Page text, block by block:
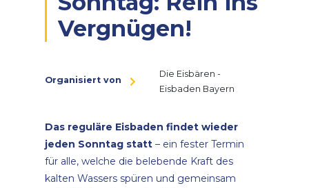
Vergnügen!
Organisiert von
Die Eisbären -
Eisbaden Bayern
Das reguläre Eisbaden findet wieder
jeden Sonntag statt – ein fester Termin
für alle, welche die belebende Kraft des
kalten Wassers spüren und gemeinsam